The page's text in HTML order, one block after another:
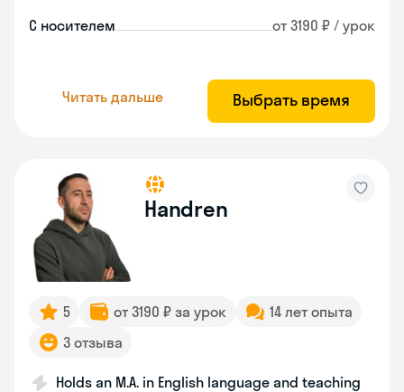
С носителем от 3190 ₽ / урок
Читать дальше Выбрать время
Handren
5 от 3190 ₽ за урок
14 лет опыта
3 отзыва
Holds an M.A. in English language and teaching